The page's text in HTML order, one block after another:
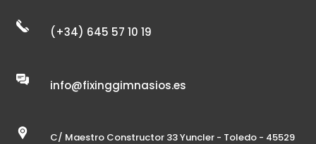
(+34) 645 57 10 19
info@fixinggimnasios.es
C/ Maestro Constructor 33 Yuncler - Toledo - 45529